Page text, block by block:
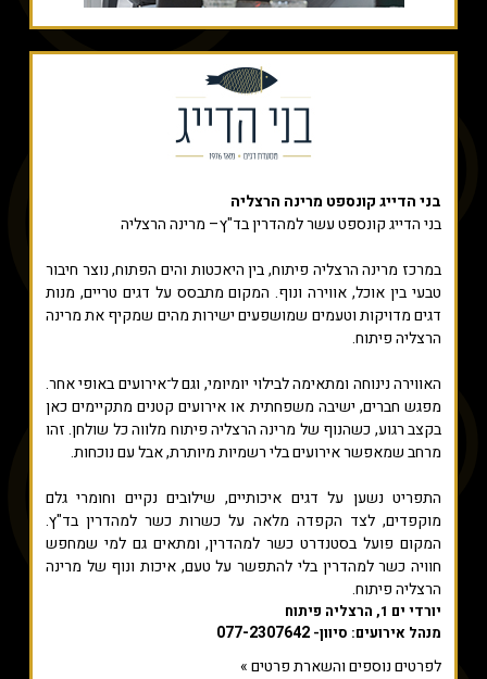
בני הדייג קונספט מרינה הרצליה
בני הדייג קונספט עשר למהדרין בד"ץ– מרינה הרצליה
במרכז מרינה הרצליה פיתוח, בין היאכטות והים הפתוח, נוצר חיבור
טבעי בין אוכל, אווירה ונוף. המקום מתבסס על דגים טריים, מנות
דגים מדויקות וטעמים שמושפעים ישירות מהים שמקיף את מרינה
הרצליה פיתוח.
האווירה נינוחה ומתאימה לבילוי יומיומי, וגם ל־אירועים באופי אחר.
מפגש חברים, ישיבה משפחתית או אירועים קטנים מתקיימים כאן
בקצב רגוע, כשהנוף של מרינה הרצליה פיתוח מלווה כל שולחן. זהו
מרחב שמאפשר אירועים בלי רשמיות מיותרת, אבל עם נוכחות.
התפריט נשען על דגים איכותיים, שילובים נקיים וחומרי גלם
מוקפדים, לצד הקפדה מלאה על כשרות כשר למהדרין בד"ץ.
המקום פועל בסטנדרט כשר למהדרין, ומתאים גם למי שמחפש
חוויה כשר למהדרין בלי להתפשר על טעם, איכות ונוף של מרינה
הרצליה פיתוח.
יורדי ים 1, הרצליה פיתוח
מנהל אירועים: סיוון- 077-2307642
לפרטים נוספים והשארת פרטים »